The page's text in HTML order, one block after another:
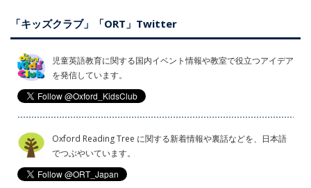
「キッズクラブ」「ORT」Twitter
児童英語教育に関する国内イベント情報や教室で役立つアイデア
を発信しています。
Oxford Reading Tree に関する新着情報や裏話などを、日本語
でつぶやいています。